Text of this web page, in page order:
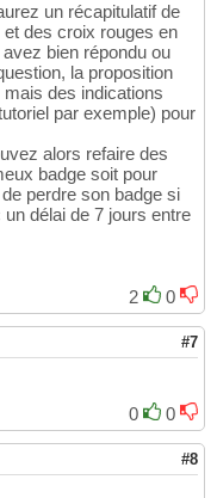
un récapitulatif de
des croix rouges en
bien répondu ou
la proposition
des indications
par exemple) pour
alors refaire des
badge soit pour
perdre son badge si
délai de 7 jours entre
2
0
#7
0
0
#8